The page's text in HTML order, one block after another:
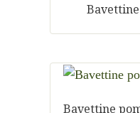
Bavettine